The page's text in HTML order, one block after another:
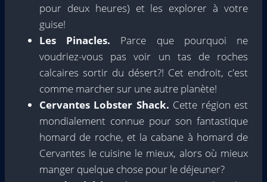
pour deux heures) et les explorer à votre
guise!
Les Pinacles. Parce que pourquoi ne
voudriez-vous pas voir un tas de roches
calcaires sortir du désert?! Cet endroit, c'est
comme marcher sur une autre planète!
Cervantes Lobster Shack. Cette région est
mondialement connue pour son fantastique
homard de roche, et la cabane à homard de
Cervantes le cuisine le mieux, alors où mieux
manger quelque chose pour le déjeuner?